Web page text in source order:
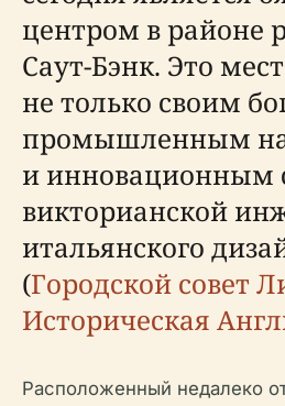
центром в районе
Саут-Бэнк. Это
не только своим
промышленным
и инновационным
викторианской
итальянского
(Городской совет
Историческая
Расположенный недалеко